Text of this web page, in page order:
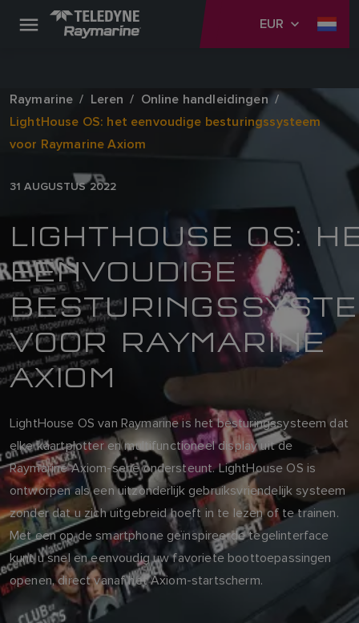
EUR
Raymarine Leren
Online handleidingen
LightHouse OS: het eenvoudige besturingssysteem
voor Raymarine Axiom
31 AUGUSTUS 2022
LIGHTHOUSE OS:
EENVOUDIGE
VOOR RAYMARINE
AXIOM
LightHouse OS van Raymarine is het besturingssysteem dat
elke kaartplotter en multifunctioneel display uit de
Raymarine Axiom-serie ondersteunt. LightHouse OS is
ontworpen als een uitzonderlijk gebruiksvriendelijk systeem
zonder dat u zich uitgebreid hoeft in te lezen of te trainen.
Met een op de smartphone geïnspireerde tegelinterface
kunt u snel en eenvoudig uw favoriete boottoepassingen
openen, direct vanaf het Axiom-startscherm.